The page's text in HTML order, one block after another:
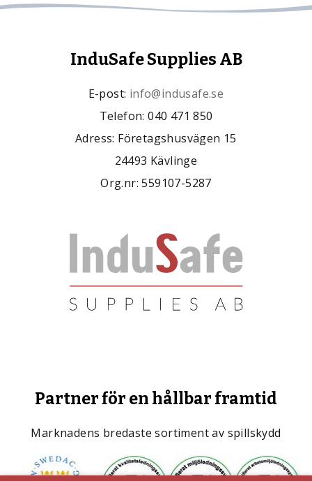
InduSafe Supplies AB
E-post: info@indusafe.se
Telefon: 040 471 850
Adress: Företagshusvägen 15
24493 Kävlinge
Org.nr: 559107-5287
Partner för en hållbar framtid
Marknadens bredaste sortiment av spillskydd